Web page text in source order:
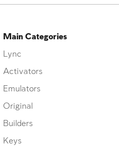
Main Categories
Lync
Activators
Emulators
Original
Builders
Keys